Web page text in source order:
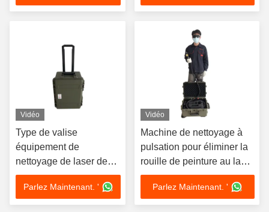
Vidéo
Type de valise
équipement de
nettoyage de laser de
50W 100W pour la
démonstration
Parlez Maintenant. '
Vidéo
Machine de nettoyage à
pulsation pour éliminer la
rouille de peinture au laser
portatif 100W 200W
Parlez Maintenant. '